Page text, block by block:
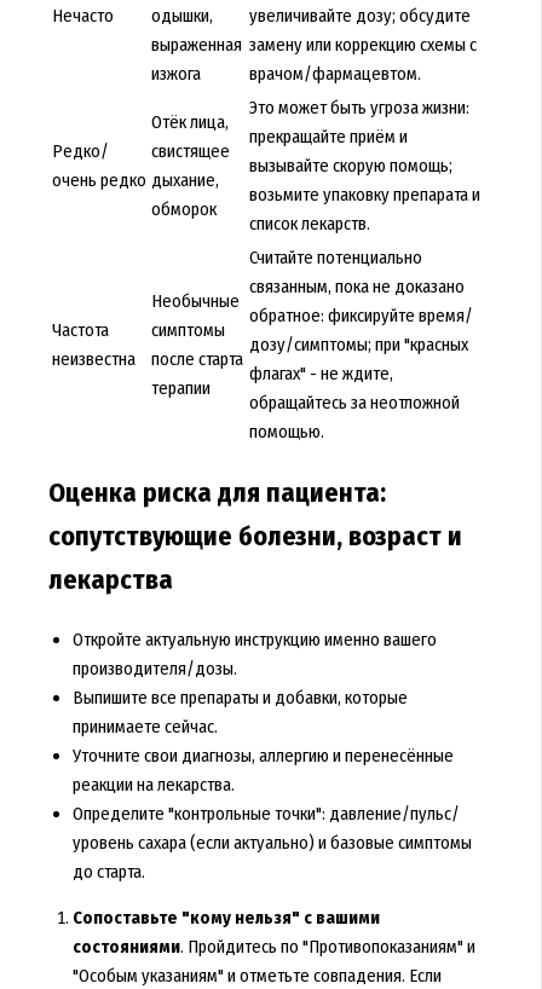
Нечасто
одышки,
выраженная
изжога
увеличивайте дозу; обсудите
замену или коррекцию схемы с
врачом/фармацевтом.
Редко/
очень редко
Отёк лица,
свистящее
дыхание,
обморок
Это может быть угроза жизни:
прекращайте приём и
вызывайте скорую помощь;
возьмите упаковку препарата и
список лекарств.
Частота
неизвестна
Необычные
симптомы
после старта
терапии
Считайте потенциально
связанным, пока не доказано
обратное: фиксируйте время/
дозу/симптомы; при "красных
флагах" - не ждите,
обращайтесь за неотложной
помощью.
Оценка риска для пациента:
сопутствующие болезни, возраст и
лекарства
Откройте актуальную инструкцию именно вашего
производителя/дозы.
Выпишите все препараты и добавки, которые
принимаете сейчас.
Уточните свои диагнозы, аллергию и перенесённые
реакции на лекарства.
Определите "контрольные точки": давление/пульс/
уровень сахара (если актуально) и базовые симптомы
до старта.
Сопоставьте "кому нельзя" с вашими
состояниями. Пройдитесь по "Противопоказаниям" и
"Особым указаниям" и отметьте совпадения. Если